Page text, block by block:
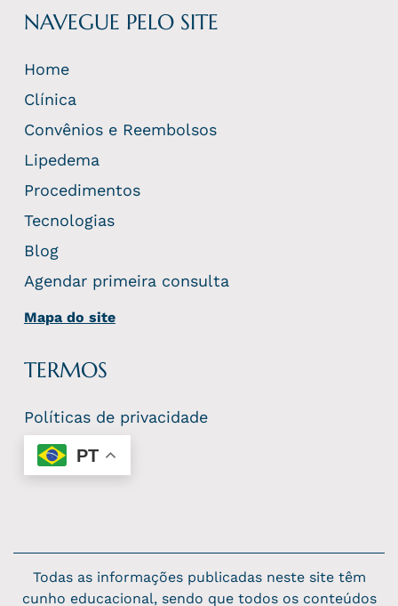
NAVEGUE PELO SITE
Home
Clínica
Convênios e Reembolsos
Lipedema
Procedimentos
Tecnologias
Blog
Agendar primeira consulta
Mapa do site
TERMOS
Políticas de privacidade
PT
Todas as informações publicadas neste site têm
cunho educacional, sendo que todos os conteúdos